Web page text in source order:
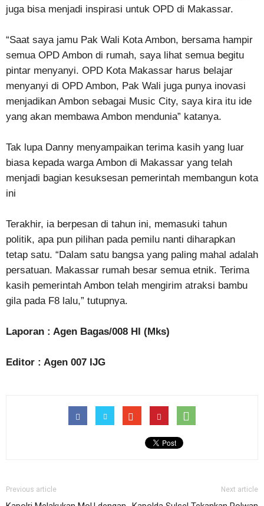
juga bisa menjadi inspirasi untuk OPD di Makassar.
“Saat saya jamu Pak Wali Kota Ambon, bersama hampir
semua OPD Ambon di rumah, saya lihat semua begitu
pintar menyanyi. OPD Kota Makassar harus belajar
menyanyi di OPD Ambon, Pak Wali juga punya inovasi
menjadikan Ambon sebagai Music City, saya kira itu ide
yang akan membawa Ambon mendunia” katanya.
Tak lupa Danny menyampaikan terima kasih yang luar
biasa kepada warga Ambon di Makassar yang telah
menjadi bagian kesuksesan pemerintah membangun kota
ini
Terakhir, ia berpesan di tahun ini, memasuki tahun
politik, apa pun pilihan pada pemilu nanti diharapkan
tetap satu. “Dalam satu bangsa yang paling mahal adalah
persatuan. Makassar rumah besar semua etnik. Terima
kasih pemerintah Ambon telah mengirim atraksi bambu
gila pada F8 lalu,” tutupnya.
Laporan : Agen Bagas/008 HI (Mks)
Editor : Agen 007 IJG
Previous article Next article